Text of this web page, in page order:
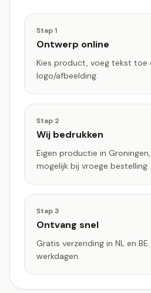
Stap1
Ontwerp online
Kies product, voeg tekst toe
logo/afbeelding.
Stap 2
Wij bedrukken
Eigen productie in
mogelijk bij vroege bestelling.
Stap3
Ontvang snel
Gratis verzending in NL en
werkdagen.